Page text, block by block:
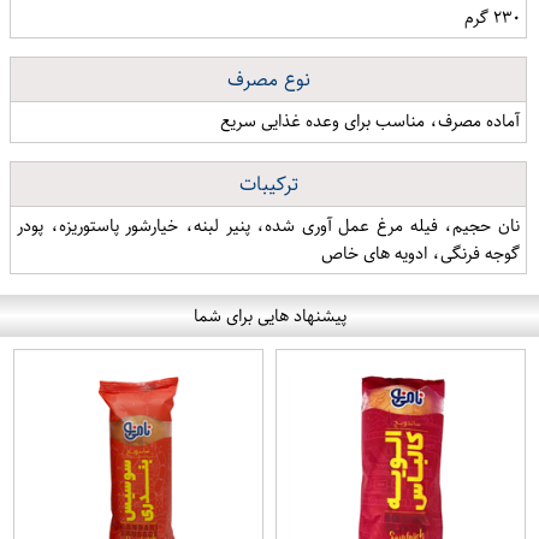
۲۳۰ گرم
نوع مصرف
آماده مصرف، مناسب برای وعده غذایی سریع
ترکیبات
نان حجیم، فیله مرغ عمل آوری شده، پنیر لبنه، خیارشور پاستوریزه، پودر
گوجه فرنگی، ادویه های خاص
پیشنهاد هایی برای شما